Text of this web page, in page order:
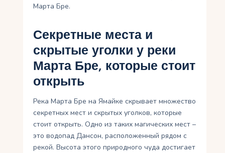
Марта Бре.
Секретные места и
скрытые уголки у реки
Марта Бре, которые стоит
открыть
Река Марта Бре на Ямайке скрывает множество
секретных мест и скрытых уголков, которые
стоит открыть. Одно из таких магических мест –
это водопад Дансон, расположенный рядом с
рекой. Высота этого природного чуда достигает